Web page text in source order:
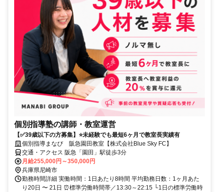
個別指導塾の講師・教室運営
【✅39歳以下の方募集】⭐未経験でも最短6ヶ月で教室長実績有
個別指導まなび 阪急園田教室【株式会社Blue Sky FC】
交通・アクセス 阪急「園田」駅徒歩3分
月給255,000円～350,000円
兵庫県尼崎市
勤務時間詳細 実働時間：1日あたり8時間 平均勤務日数：1ヶ月あた
り20日 〜 21日 ⏰標準労働時間帯／13:30～22:15 └1日の標準労働時